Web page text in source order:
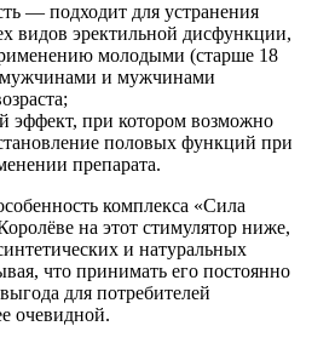
— подходит для устранения
видов эректильной дисфункции,
молодыми (старше 18
мужчинами и мужчинами
эффект, при котором возможно
половых функций при
препарата.
комплекса «Сила
на этот стимулятор ниже,
и натуральных
что принимать его постоянно
для потребителей
очевидной.